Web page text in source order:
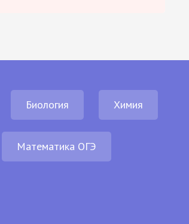
Биология Химия
Математика ОГЭ